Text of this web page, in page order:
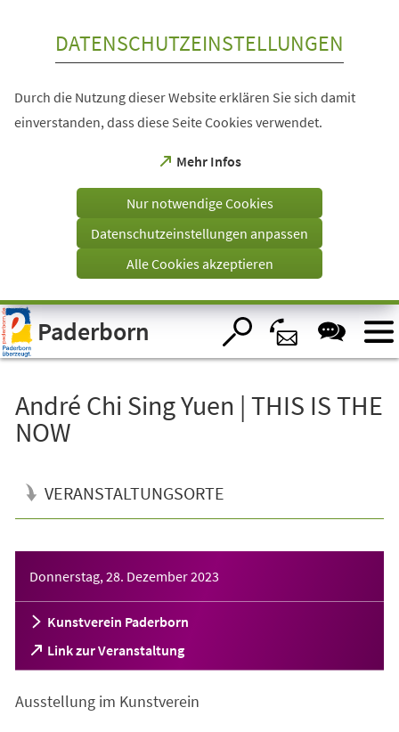
Visuelle
Assistenzsoftware
öffnen.
DATENSCHUTZEINSTELLUNGEN
Durch die Nutzung dieser Website erklären Sie sich damit
einverstanden, dass diese Seite Cookies verwendet.
Mehr Infos
(Öffnet
einem
Tab)
Nur notwendige Cookies
Datenschutzeinstellungen anpassen
Alle Cookies akzeptieren
Paderborn
André Chi Sing Yuen | THIS IS THE
NOW
VERANSTALTUNGSORTE
Donnerstag, 28. Dezember 2023
Kunstverein Paderborn
Link zur Veranstaltung
(Öffnet
in
neuen
Ausstellung im Kunstverein